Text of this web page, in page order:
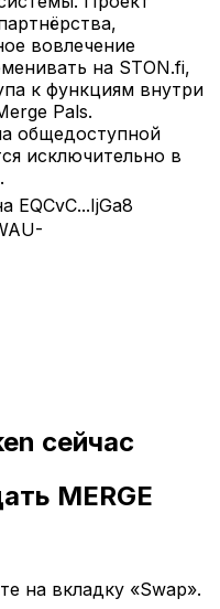
вовлечение
на STON.fi,
к функциям внутри
Pals.
общедоступной
исключительно в
EQCvC...IjGa8
сейчас
MERGE